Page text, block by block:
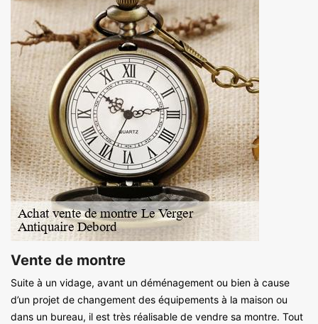
Vente de montre
Suite à un vidage, avant un déménagement ou bien à cause
d’un projet de changement des équipements à la maison ou
dans un bureau, il est très réalisable de vendre sa montre. Tout